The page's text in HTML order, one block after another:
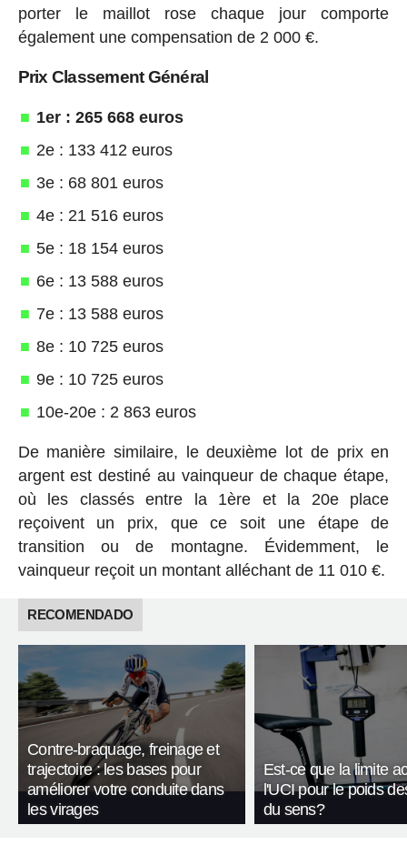
porter le maillot rose chaque jour comporte
également une compensation de 2 000 €.
Prix Classement Général
1er : 265 668 euros
2e : 133 412 euros
3e : 68 801 euros
4e : 21 516 euros
5e : 18 154 euros
6e : 13 588 euros
7e : 13 588 euros
8e : 10 725 euros
9e : 10 725 euros
10e-20e : 2 863 euros
De manière similaire, le deuxième lot de prix en
argent est destiné au vainqueur de chaque étape,
où les classés entre la 1ère et la 20e place
reçoivent un prix, que ce soit une étape de
transition ou de montagne. Évidemment, le
vainqueur reçoit un montant alléchant de 11 010 €.
RECOMENDADO
Contre-braquage, freinage et
trajectoire : les bases pour
améliorer votre conduite dans
les virages
Est-ce que la limite
l'UCI pour le poids
du sens?